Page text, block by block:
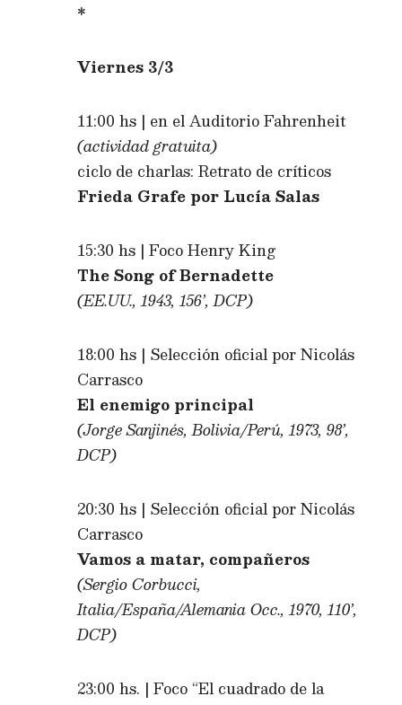
*
Viernes 3/3
11:00 hs | en el Auditorio Fahrenheit
(actividad gratuita)
ciclo de charlas: Retrato de críticos
Frieda Grafe por Lucía Salas
15:30 hs | Foco Henry King
The Song of Bernadette
(EE.UU., 1943, 156’, DCP)
18:00 hs | Selección oficial por Nicolás
Carrasco
El enemigo principal
(Jorge Sanjinés, Bolivia/Perú, 1973, 98’,
DCP)
20:30 hs | Selección oficial por Nicolás
Carrasco
Vamos a matar, compañeros
(Sergio Corbucci,
Italia/España/Alemania Occ., 1970, 110’,
DCP)
23:00 hs. | Foco “El cuadrado de la